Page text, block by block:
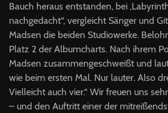
Bauch heraus entstanden, bei
nachgedacht“, vergleicht Sänger und
Madsen die beiden Studiowerke.
Platz 2 der Albumcharts. Nach ihrem
Madsen zusammengeschweißt und
wie beim ersten Mal. Nur lauter. Also
Vielleicht auch vier.“ Wir freuen uns
– und den Auftritt einer der